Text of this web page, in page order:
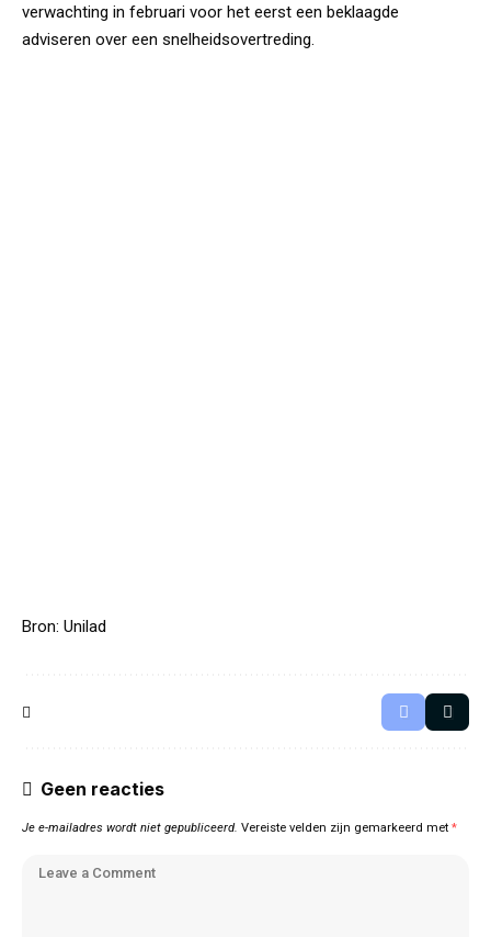
verwachting in februari voor het eerst een beklaagde
adviseren over een snelheidsovertreding.
Bron: Unilad
Geen reacties
Je e-mailadres wordt niet gepubliceerd. Vereiste velden zijn gemarkeerd met *